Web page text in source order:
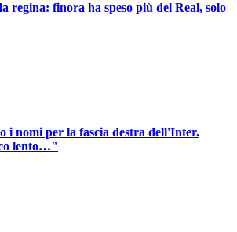
regina: finora ha speso più del Real, solo
i nomi per la fascia destra dell'Inter.
lento…"